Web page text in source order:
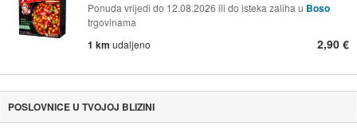
Ponuda vrijedi do 12.08.2026 ili do isteka zaliha u Boso
trgovinama
1 km udaljeno 2,90 €
POSLOVNICE U TVOJOJ BLIZINI